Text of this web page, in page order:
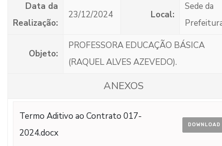
Data da
Realização:
23/12/2024 Local:
Sede da
Objeto:
PROFESSORA EDUCAÇÃO BÁSICA
(RAQUEL ALVES AZEVEDO).
ANEXOS
Termo Aditivo ao Contrato 017-
2024.docx
DOWNLOAD